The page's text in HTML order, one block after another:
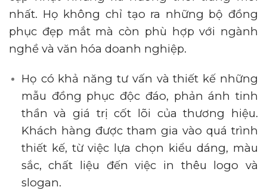
nhất. Họ không chỉ tạo ra những bộ đồng
phục đẹp mắt mà còn phù hợp với ngành
nghề và văn hóa doanh nghiệp.
Họ có khả năng tư vấn và thiết kế những
mẫu đồng phục độc đáo, phản ánh tinh
thần và giá trị cốt lõi của thương hiệu.
Khách hàng được tham gia vào quá trình
thiết kế, từ việc lựa chọn kiểu dáng, màu
sắc, chất liệu đến việc in thêu logo và
slogan.